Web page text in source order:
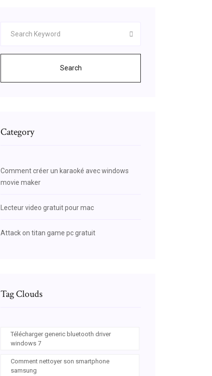
Search
Category
Comment créer un karaoké avec windows
movie maker
Lecteur video gratuit pour mac
Attack on titan game pc gratuit
Tag Clouds
Télécharger generic bluetooth driver
windows 7
Comment nettoyer son smartphone
samsung